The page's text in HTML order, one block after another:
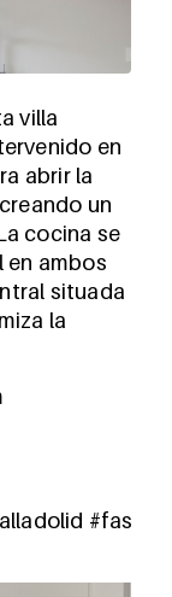
villa
en
abrir la
un
cocina se
en ambos
situada
la